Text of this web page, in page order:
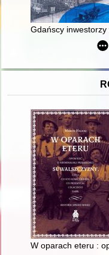
Gdańscy
W oparach eteru :